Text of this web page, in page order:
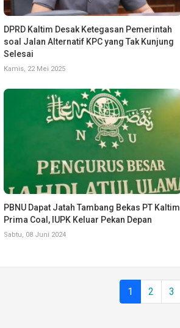
DPRD Kaltim Desak Ketegasan Pemerintah
soal Jalan Alternatif KPC yang Tak Kunjung
Selesai
Kamis, 22 Mei 2025
PBNU Dapat Jatah Tambang Bekas PT Kaltim
Prima Coal, IUPK Keluar Pekan Depan
Sabtu, 08 Juni 2024
1 2 3